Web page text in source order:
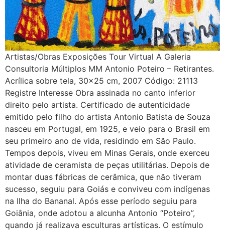
Artistas/Obras Exposições Tour Virtual A Galeria
Consultoria Múltiplos MM Antonio Poteiro – Retirantes.
Acrílica sobre tela, 30×25 cm, 2007 Código: 21113
Registre Interesse Obra assinada no canto inferior
direito pelo artista. Certificado de autenticidade
emitido pelo filho do artista Antonio Batista de Souza
nasceu em Portugal, em 1925, e veio para o Brasil em
seu primeiro ano de vida, residindo em São Paulo.
Tempos depois, viveu em Minas Gerais, onde exerceu
atividade de ceramista de peças utilitárias. Depois de
montar duas fábricas de cerâmica, que não tiveram
sucesso, seguiu para Goiás e conviveu com indígenas
na Ilha do Bananal. Após esse período seguiu para
Goiânia, onde adotou a alcunha Antonio “Poteiro”,
quando já realizava esculturas artísticas. O estímulo